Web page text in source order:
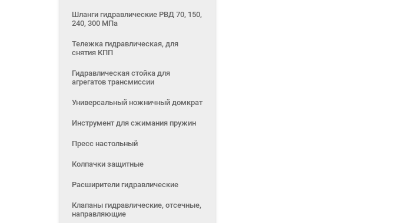
Шланги гидравлические РВД 70, 150,
240, 300 МПа
Тележка гидравлическая, для
снятия КПП
Гидравлическая стойка для
агрегатов трансмиссии
Универсальный ножничный домкрат
Инструмент для сжимания пружин
Пресс настольный
Колпачки защитные
Расширители гидравлические
Клапаны гидравлические, отсечные,
направляющие